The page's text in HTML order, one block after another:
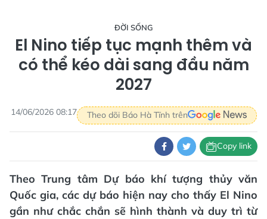
ĐỜI SỐNG
El Nino tiếp tục mạnh thêm và
có thể kéo dài sang đầu năm
2027
14/06/2026 08:17 Theo dõi Báo Hà Tĩnh trên
Copy link
Theo Trung tâm Dự báo khí tượng thủy văn
Quốc gia, các dự báo hiện nay cho thấy El Nino
gần như chắc chắn sẽ hình thành và duy trì từ